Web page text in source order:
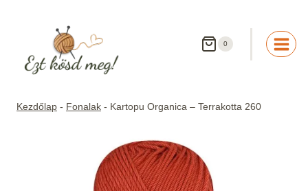
0
Kezdőlap - Fonalak - Kartopu Organica – Terrakotta 260